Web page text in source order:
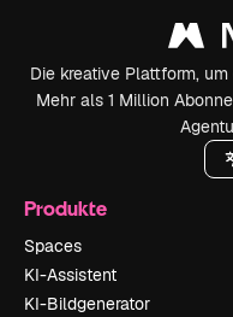
Die kreative Plattform,
Mehr als 1 Million
Produkte
Spaces
KI-Assistent
KI-Bildgenerator